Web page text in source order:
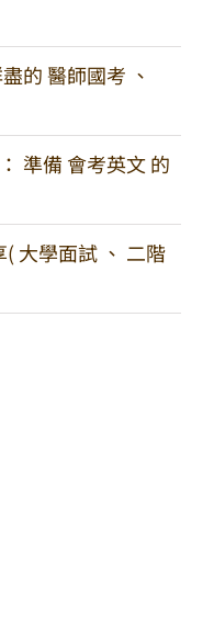
的 醫師國考 、
準備 會考英文 的
大學面試 、 二階